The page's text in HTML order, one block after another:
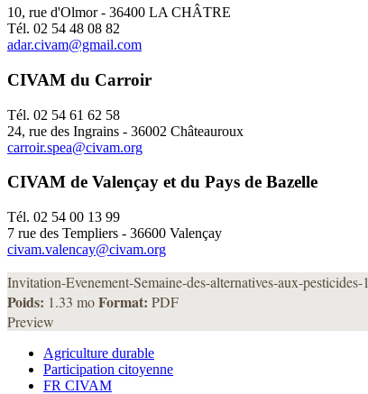
10, rue d'Olmor - 36400 LA CHÂTRE
Tél. 02 54 48 08 82
adar.civam@gmail.com
CIVAM du Carroir
Tél. 02 54 61 62 58
24, rue des Ingrains - 36002 Châteauroux
carroir.spea@civam.org
CIVAM de Valençay et du Pays de Bazelle
Tél. 02 54 00 13 99
7 rue des Templiers - 36600 Valençay
civam.valencay@civam.org
Invitation-Evenement-Semaine-des-alternatives-aux-pesticides-1
Poids: 1.33 moFormat: PDF
Preview
Agriculture durable
Participation citoyenne
FR CIVAM